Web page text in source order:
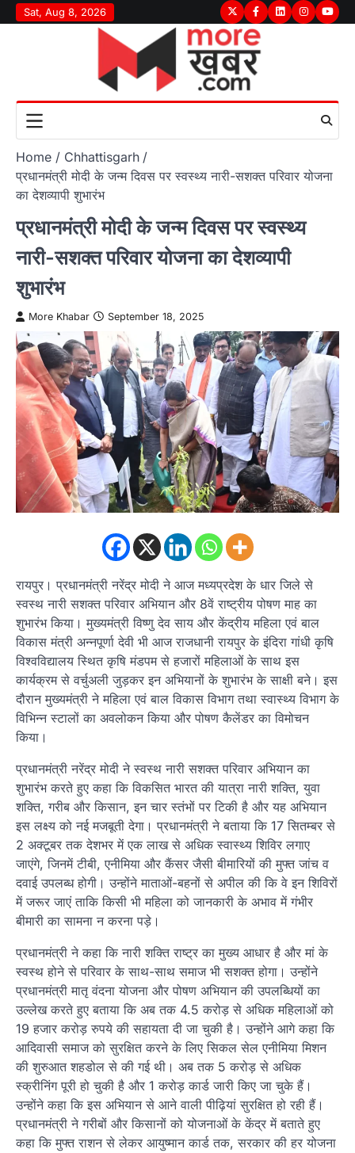
Skip
to
Sat, Aug 8, 2026 TwitterFacebook
LinkedInInstagram
Home
Chhattisgarh
प्रधानमंत्री मोदी के जन्म दिवस पर स्वस्थ्य नारी-सशक्त परिवार योजना
का देशव्यापी शुभारंभ
प्रधानमंत्री मोदी के जन्म दिवस पर स्वस्थ्य
नारी-सशक्त परिवार योजना का देशव्यापी
शुभारंभ
More Khabar September 18, 2025
रायपुर। प्रधानमंत्री नरेंद्र मोदी ने आज मध्यप्रदेश के धार जिले से
स्वस्थ नारी सशक्त परिवार अभियान और 8वें राष्ट्रीय पोषण माह का
शुभारंभ किया। मुख्यमंत्री विष्णु देव साय और केंद्रीय महिला एवं बाल
विकास मंत्री अन्नपूर्णा देवी भी आज राजधानी रायपुर के इंदिरा गांधी कृषि
विश्वविद्यालय स्थित कृषि मंडपम से हजारों महिलाओं के साथ इस
कार्यक्रम से वर्चुअली जुड़कर इन अभियानों के शुभारंभ के साक्षी बने। इस
दौरान मुख्यमंत्री ने महिला एवं बाल विकास विभाग तथा स्वास्थ्य विभाग के
विभिन्न स्टालों का अवलोकन किया और पोषण कैलेंडर का विमोचन
किया।
प्रधानमंत्री नरेंद्र मोदी ने स्वस्थ नारी सशक्त परिवार अभियान का
शुभारंभ करते हुए कहा कि विकसित भारत की यात्रा नारी शक्ति, युवा
शक्ति, गरीब और किसान, इन चार स्तंभों पर टिकी है और यह अभियान
इस लक्ष्य को नई मजबूती देगा। प्रधानमंत्री ने बताया कि 17 सितम्बर से
2 अक्टूबर तक देशभर में एक लाख से अधिक स्वास्थ्य शिविर लगाए
जाएंगे, जिनमें टीबी, एनीमिया और कैंसर जैसी बीमारियों की मुफ्त जांच व
दवाई उपलब्ध होगी। उन्होंने माताओं-बहनों से अपील की कि वे इन शिविरों
में जरूर जाएं ताकि किसी भी महिला को जानकारी के अभाव में गंभीर
बीमारी का सामना न करना पड़े।
प्रधानमंत्री ने कहा कि नारी शक्ति राष्ट्र का मुख्य आधार है और मां के
स्वस्थ होने से परिवार के साथ-साथ समाज भी सशक्त होगा। उन्होंने
प्रधानमंत्री मातृ वंदना योजना और पोषण अभियान की उपलब्धियों का
उल्लेख करते हुए बताया कि अब तक 4.5 करोड़ से अधिक महिलाओं को
19 हजार करोड़ रुपये की सहायता दी जा चुकी है। उन्होंने आगे कहा कि
आदिवासी समाज को सुरक्षित करने के लिए सिकल सेल एनीमिया मिशन
की शुरुआत शहडोल से की गई थी। अब तक 5 करोड़ से अधिक
स्क्रीनिंग पूरी हो चुकी है और 1 करोड़ कार्ड जारी किए जा चुके हैं।
उन्होंने कहा कि इस अभियान से आने वाली पीढ़ियां सुरक्षित हो रही हैं।
प्रधानमंत्री ने गरीबों और किसानों को योजनाओं के केंद्र में बताते हुए
कहा कि मुफ्त राशन से लेकर आयुष्मान कार्ड तक, सरकार की हर योजना